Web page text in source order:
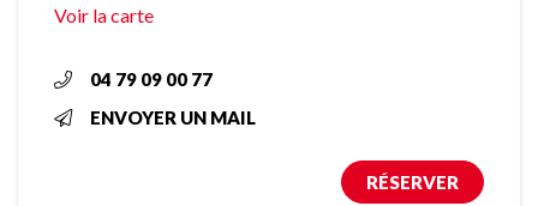
Voir la carte
04 79 09 00 77
ENVOYER UN MAIL
RÉSERVER